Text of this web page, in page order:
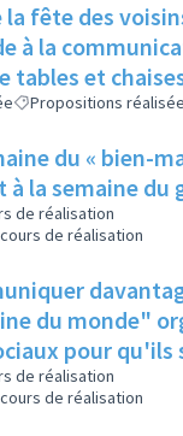
la fête des
à la
tables et
d'occupation du
Propositions
du « bien-
à la semaine du
de réalisation
de réalisation
du monde"
pour qu'ils
de réalisation
de réalisation